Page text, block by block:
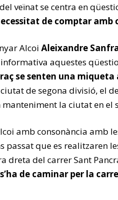
veïnat se centra en
de comptar amb
Alcoi Aleixandre
aquestes
se senten una
de segona divisió, el
la ciutat en el
amb consonància amb
passat que es realitzaren
dreta del carrer Sant
de caminar per la